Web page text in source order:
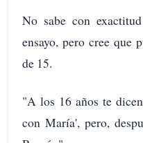
No sabe con
ensayo, pero cree que
de 15.
"A los 16 años te
con María', pero,